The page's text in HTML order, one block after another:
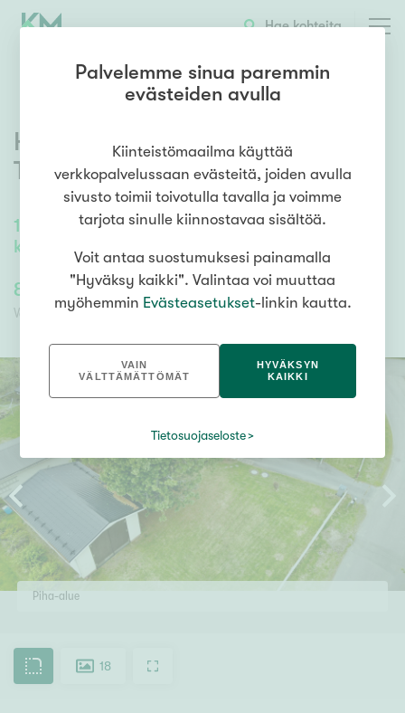
Hae kohteita
103 /124m²
kk, oh, 3mh, ph/s, wc, pannuh,
Hellantinkatu 20,Saarenpää
Tornio
88 000,00 €
Velaton hinta
88 000,00 €
Myyntihinta
Piha-alue
18
Palvelemme sinua paremmin
evästeiden avulla
Kiinteistömaailma käyttää
verkkopalvelussaan evästeitä, joiden avulla
sivusto toimii toivotulla tavalla ja voimme
tarjota sinulle kiinnostavaa sisältöä.
Voit antaa suostumuksesi painamalla
"Hyväksy kaikki". Valintaa voi muuttaa
myöhemmin Evästeasetukset-linkin kautta.
VAIN
VÄLTTÄMÄTTÖMÄT
HYVÄKSYN
KAIKKI
Tietosuojaseloste